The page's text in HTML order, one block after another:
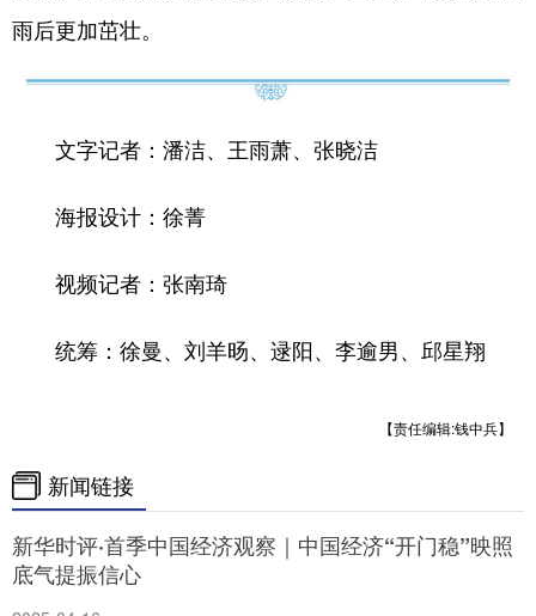
雨后更加茁壮。
文字记者：潘洁、王雨萧、张晓洁
海报设计：徐菁
视频记者：张南琦
统筹：徐曼、刘羊旸、逯阳、李逾男、邱星翔
【责任编辑:钱中兵】
新闻链接
新华时评·首季中国经济观察｜中国经济“开门稳”映照
底气提振信心